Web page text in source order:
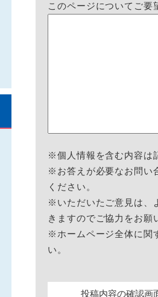
このページについてご要
※個人情報を含む内容は
※お答えが必要なお問い
ください。
※いただいたご意見は、
きますのでご協力をお願
※ホームページ全体に関
い。